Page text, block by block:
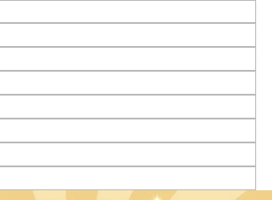
取価格」はどうやって決まりますか？
るのがポイント？日によって買取価格
すか？
いつですか？